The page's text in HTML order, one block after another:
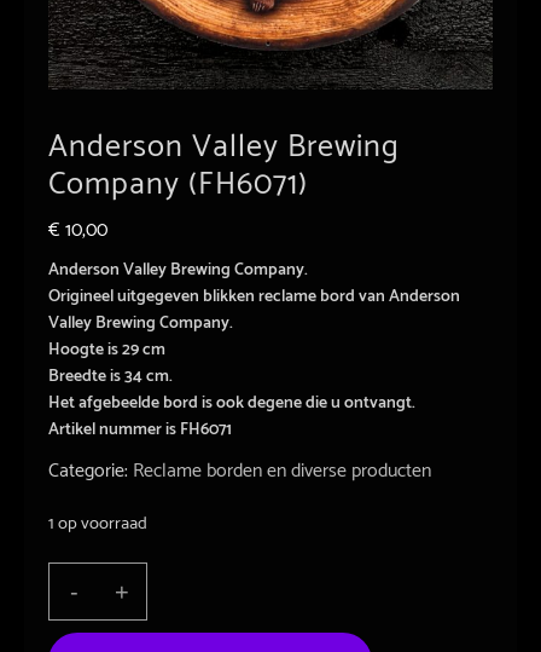
Anderson Valley Brewing
Company (FH6071)
€10,00
Anderson Valley Brewing Company.
Origineel uitgegeven blikken reclame bord van Anderson
Valley Brewing Company.
Hoogte is 29 cm
Breedte is 34 cm.
Het afgebeelde bord is ook degene die u ontvangt.
Artikel nummer is FH6071
Categorie: Reclame borden en diverse producten
1 op voorraad
-
Anderson
Valley
+